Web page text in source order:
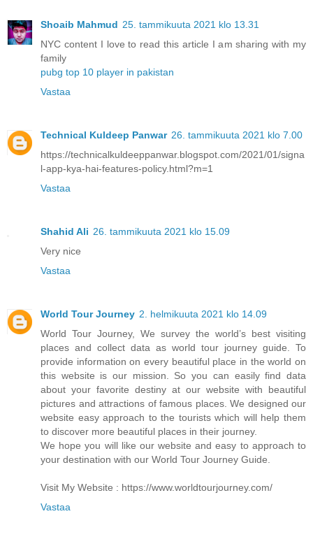
Shoaib Mahmud 25. tammikuuta 2021 klo 13.31
NYC content I love to read this article I am sharing with my
family
pubg top 10 player in pakistan
Vastaa
Technical Kuldeep Panwar 26. tammikuuta 2021 klo 7.00
https://technicalkuldeeppanwar.blogspot.com/2021/01/signa
l-app-kya-hai-features-policy.html?m=1
Vastaa
Shahid Ali 26. tammikuuta 2021 klo 15.09
Very nice
Vastaa
World Tour Journey 2. helmikuuta 2021 klo 14.09
World Tour Journey, We survey the world’s best visiting
places and collect data as world tour journey guide. To
provide information on every beautiful place in the world on
this website is our mission. So you can easily find data
about your favorite destiny at our website with beautiful
pictures and attractions of famous places. We designed our
website easy approach to the tourists which will help them
to discover more beautiful places in their journey.
We hope you will like our website and easy to approach to
your destination with our World Tour Journey Guide.
Visit My Website : https://www.worldtourjourney.com/
Vastaa